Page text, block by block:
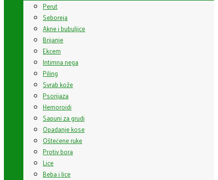
Perut
Seboreja
Akne i bubuljice
Brijanje
Ekcem
Intimna nega
Piling
Svrab kože
Psorijaza
Hemoroidi
Sapuni za grudi
Opadanje kose
Oštećene ruke
Protiv bora
Lice
Beba i lice